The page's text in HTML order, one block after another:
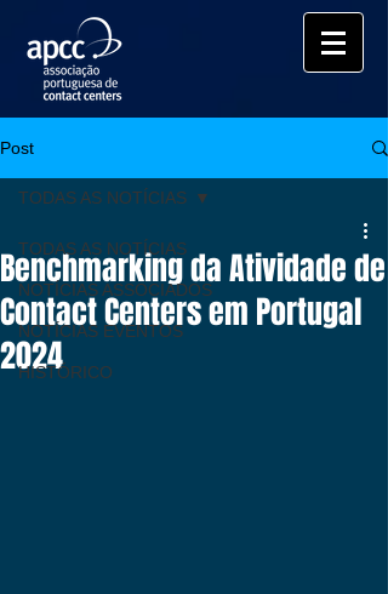
Post
TODAS AS NOTÍCIAS
NOTÍCIAS ASSOCIADOS
NOTÍCIAS EVENTOS
HISTÓRICO
TODAS AS NOTÍCIAS
Benchmarking da Atividade de
Contact Centers em Portugal
2024